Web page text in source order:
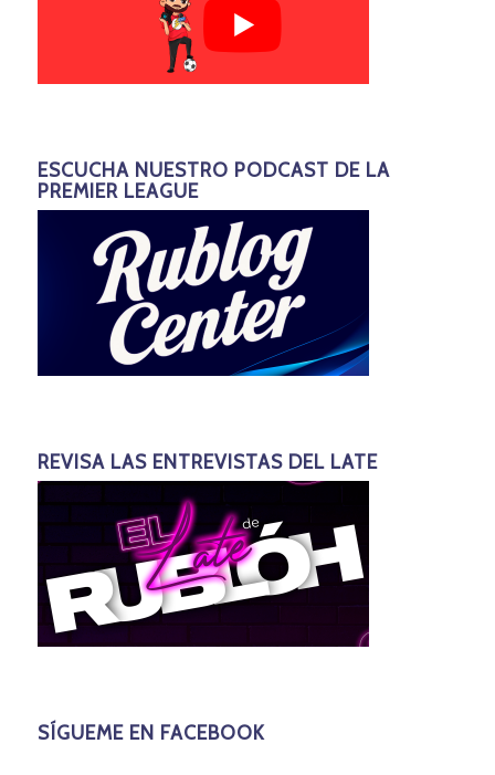
ESCUCHA NUESTRO PODCAST DE LA
PREMIER LEAGUE
REVISA LAS ENTREVISTAS DEL LATE
SÍGUEME EN FACEBOOK